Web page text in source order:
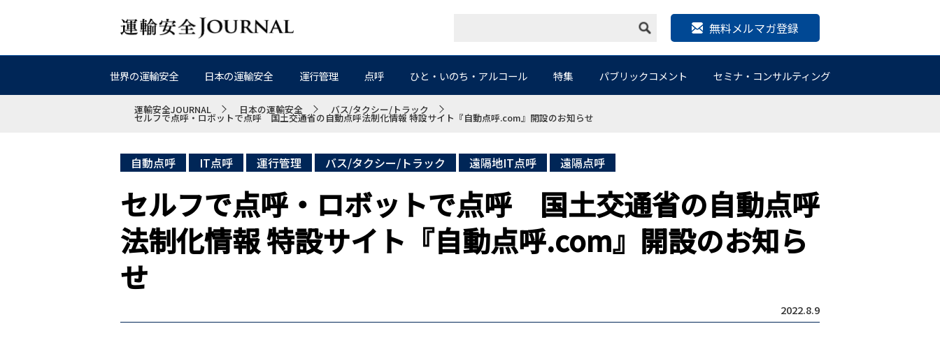
無料メルマガ登録
世界の運輸安全 日本の運輸安全 運行管理 点呼 ひと・いのち・アルコール 特集 パブリックコメント セミナ・コンサルティング
運輸安全JOURNAL 日本の運輸安全 バス/タクシー/トラック
セルフで点呼・ロボットで点呼 国土交通省の自動点呼法制化情報 特設サイト『自動点呼.com』開設のお知らせ
自動点呼 IT点呼 運行管理 バス/タクシー/トラック 遠隔地IT点呼 遠隔点呼
セルフで点呼・ロボットで点呼 国土交通省の自動点呼
法制化情報 特設サイト『自動点呼.com』開設のお知ら
せ
2022.8.9